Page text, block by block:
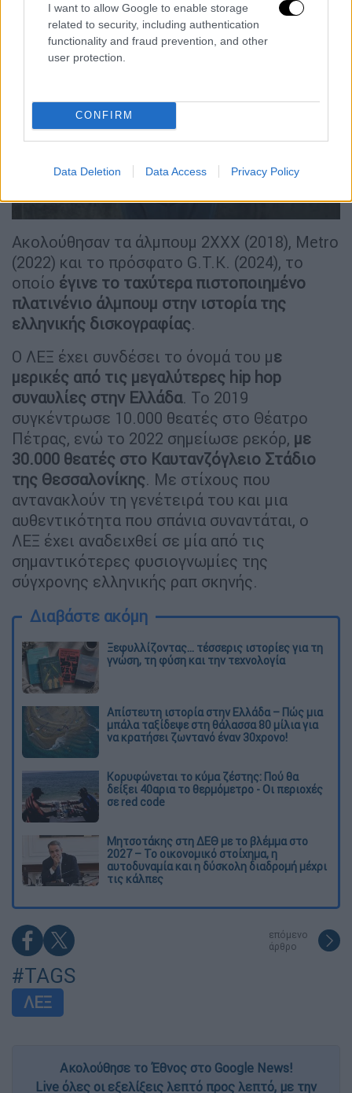
I want to allow Google to enable storage
related to security, including authentication
functionality and fraud prevention, and other
user protection.
CONFIRM
Data Deletion Data Access Privacy Policy
αυθεντικά δείγματα του ελληνικού χιπ χοπ.
video
Ακολούθησαν τα άλμπουμ 2XXX (2018), Metro
(2022) και το πρόσφατο G.T.K. (2024), το
οποίο έγινε το ταχύτερα πιστοποιημένο
πλατινένιο άλμπουμ στην ιστορία της
ελληνικής δισκογραφίας.
Ο ΛΕΞ έχει συνδέσει το όνομά του με
μερικές από τις μεγαλύτερες hip hop
συναυλίες στην Ελλάδα. Το 2019
συγκέντρωσε 10.000 θεατές στο Θέατρο
Πέτρας, ενώ το 2022 σημείωσε ρεκόρ, με
30.000 θεατές στο Καυτανζόγλειο Στάδιο
της Θεσσαλονίκης. Με στίχους που
αντανακλούν τη γενέτειρά του και μια
αυθεντικότητα που σπάνια συναντάται, ο
ΛΕΞ έχει αναδειχθεί σε μία από τις
σημαντικότερες φυσιογνωμίες της
σύγχρονης ελληνικής ραπ σκηνής.
Διαβάστε ακόμη
Ξεφυλλίζοντας... τέσσερις ιστορίες για τη
γνώση, τη φύση και την τεχνολογία
Απίστευτη ιστορία στην Ελλάδα – Πώς μια
μπάλα ταξίδεψε στη θάλασσα 80 μίλια για
να κρατήσει ζωντανό έναν 30χρονο!
Κορυφώνεται το κύμα ζέστης: Πού θα
δείξει 40αρια το θερμόμετρο - Οι περιοχές
σε red code
Μητσοτάκης στη ΔΕΘ με το βλέμμα στο
2027 – Το οικονομικό στοίχημα, η
αυτοδυναμία και η δύσκολη διαδρομή μέχρι
τις κάλπες
επόμενο
άρθρο
#TAGS
ΛΕΞ
Ακολούθησε το Έθνος στο Google News!
Live όλες οι εξελίξεις λεπτό προς λεπτό, με την